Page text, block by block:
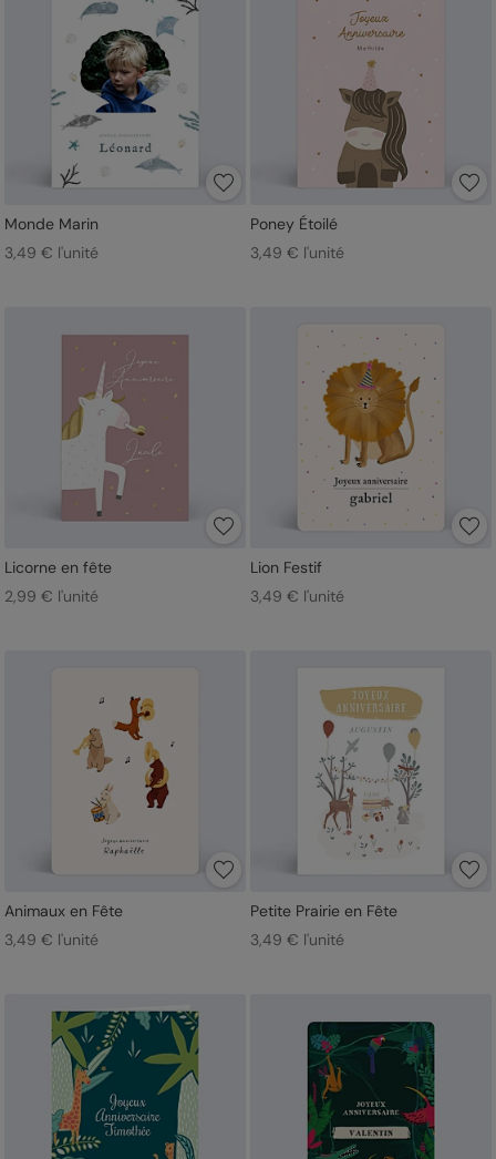
Monde Marin
3,49 € l'unité
Poney Étoilé
3,49 € l'unité
Licorne en fête
2,99 € l'unité
Lion Festif
3,49 € l'unité
Animaux en Fête
3,49 € l'unité
Petite Prairie en Fête
3,49 € l'unité